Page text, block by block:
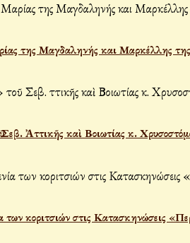
της Μαγδαληνής και Μαρκέλλης της
Ἀττικῆς καὶ Βοιωτίας κ.
των κοριτσιών στις Κατασκηνώσεις